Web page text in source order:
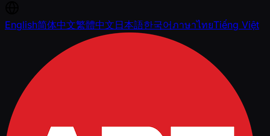
English简体中文繁體中文日本語한국어ภาษาไทยTiếng Việt